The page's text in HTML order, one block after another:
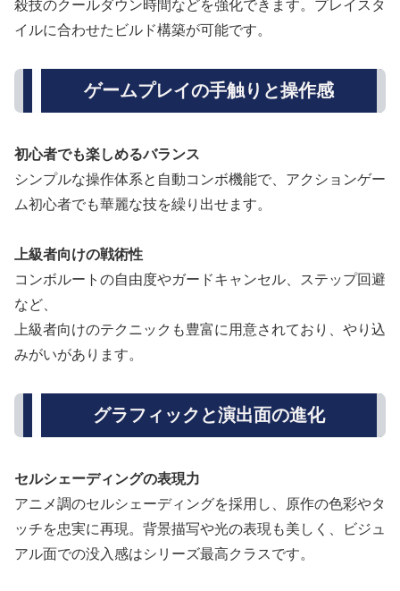
殺技のクールダウン時間などを強化できます。プレイスタ
イルに合わせたビルド構築が可能です。
ゲームプレイの手触りと操作感
初心者でも楽しめるバランス
シンプルな操作体系と自動コンボ機能で、アクションゲー
ム初心者でも華麗な技を繰り出せます。
上級者向けの戦術性
コンボルートの自由度やガードキャンセル、ステップ回避
など、
上級者向けのテクニックも豊富に用意されており、やり込
みがいがあります。
グラフィックと演出面の進化
セルシェーディングの表現力
アニメ調のセルシェーディングを採用し、原作の色彩やタ
ッチを忠実に再現。背景描写や光の表現も美しく、ビジュ
アル面での没入感はシリーズ最高クラスです。